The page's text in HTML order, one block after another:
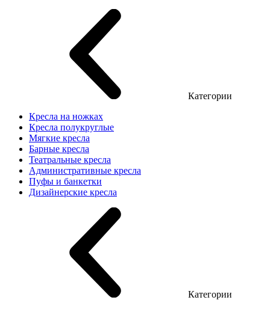
Категории
Кресла на ножках
Кресла полукруглые
Мягкие кресла
Барные кресла
Театральные кресла
Административные кресла
Пуфы и банкетки
Дизайнерские кресла
Категории